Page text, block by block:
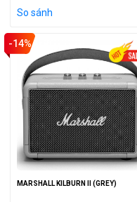
So sánh
-14%
MARSHALL KILBURN II (GREY)